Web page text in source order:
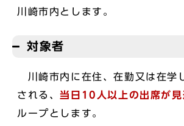
川崎市内とします。
対象者
川崎市内に在住、在勤又は在学
される、当日10人以上の出席が見
ループとします。